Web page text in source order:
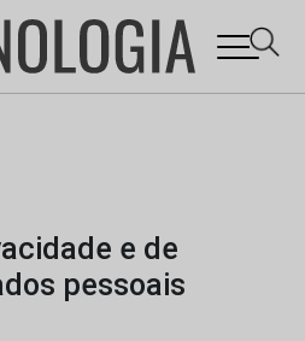
e de
pessoais